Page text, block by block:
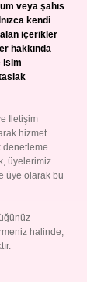
veya şahıs
kendi
alan içerikler
hakkında
isim
İletişim
hizmet
denetleme
üyelerimiz
üye olarak bu
halinde,